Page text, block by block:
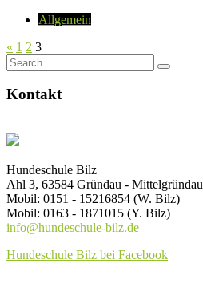
Allgemein
« 1 2 3
Search
for:
Kontakt
Hundeschule Bilz
Ahl 3, 63584 Gründau - Mittelgründau
Mobil: 0151 - 15216854 (W. Bilz)
Mobil: 0163 - 1871015 (Y. Bilz)
info@hundeschule-bilz.de
Hundeschule Bilz bei Facebook